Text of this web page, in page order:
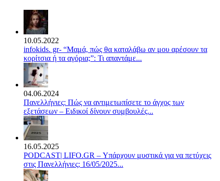
10.05.2022
infokids. gr- “Μαμά, πώς θα καταλάβω αν μου αρέσουν τα
κορίτσια ή τα αγόρια;”: Τι απαντάμε...
04.06.2024
Πανελλήνιες: Πώς να αντιμετωπίσετε το άγχος των
εξετάσεων – Ειδικοί δίνουν συμβουλές...
16.05.2025
PODCAST| LIFO.GR – Υπάρχουν μυστικά για να πετύχεις
στις Πανελλήνιες; 16/05/2025...